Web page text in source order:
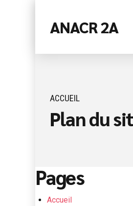
ANACR 2A
ACCUEIL
Plan du
Pages
Accueil